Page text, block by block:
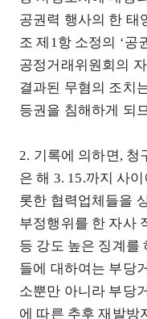
공권력 행사의 한 태
조 제1항 소정의 ‘공
공정거래위원회의
결과된 무혐의 조치
등권을 침해하게 되
2. 기록에 의하면, 청
은 해 3. 15.까지 사
롯한 협력업체들을
부정행위를 한 자사
등 강도 높은 징계를
들에 대하여는 부당
소뿐만 아니라 부당
에 따른 추후 재발방